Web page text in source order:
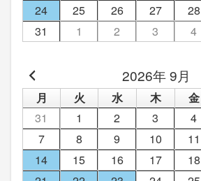
24
25 26 27 28
31
1 2 3 4
2026年 9月
月 火 水 木 金
31
1 2 3 4
7
8 9 10 11
14
15 16 17 18